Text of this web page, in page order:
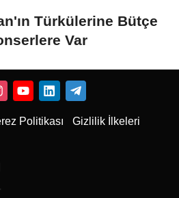
Türkülerine Bütçe
Var
Politikası Gizlilik İlkeleri